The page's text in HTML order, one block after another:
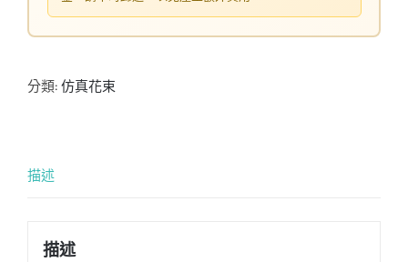
分類: 仿真花束
描述
描述